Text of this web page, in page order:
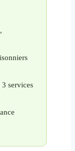
services